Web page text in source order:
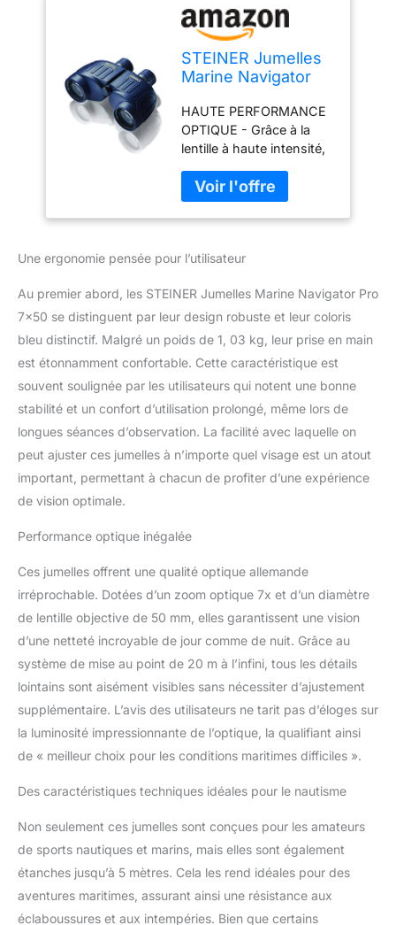
STEINER Jumelles
Marine Navigator
de qualité
Allemande, Haut
Niveau de détail,
étanche à 5 m,
conçue pour Les
Amateurs de Sports
Nautiques et Les
HAUTE PERFORMANCE
OPTIQUE - Grâce à la
lentille à haute intensité,
fournissent des images
lumineuses et
contrastées à tout
même au crépuscule.
CONFORTABLE - Une
fois réglé, le STEINER
Sports-Auto-Focus
détails nets de 20 m à
l'infini, sans recentrage.
ROBUSTESSE
LÉGENDAIRE - Boîtier en
durable, roulement
prismatique flottant pour
-20 °C à +60 °C.
Étanche jusqu'à 5 m, pas
de buée grâce au
remplissage sous
en caoutchouc NBR
longue durée résistante à
l'usure, garantie 10 ans.
ACCESSOIRES
COMPLETS - sac, sangle
en néoprène ClicLoc,
housse de pluie,
Une ergonomie pensée pour l’utilisateur
Au premier abord, les STEINER Jumelles Marine Navigator Pro
7×50 se distinguent par leur design robuste et leur coloris
bleu distinctif. Malgré un poids de 1, 03 kg, leur prise en main
est étonnamment confortable. Cette caractéristique est
souvent soulignée par les utilisateurs qui notent une bonne
stabilité et un confort d’utilisation prolongé, même lors de
longues séances d’observation. La facilité avec laquelle on
peut ajuster ces jumelles à n’importe quel visage est un atout
important, permettant à chacun de profiter d’une expérience
de vision optimale.
Performance optique inégalée
Ces jumelles offrent une qualité optique allemande
irréprochable. Dotées d’un zoom optique 7x et d’un diamètre
de lentille objective de 50 mm, elles garantissent une vision
d’une netteté incroyable de jour comme de nuit. Grâce au
système de mise au point de 20 m à l’infini, tous les détails
lointains sont aisément visibles sans nécessiter d’ajustement
supplémentaire. L’avis des utilisateurs ne tarit pas d’éloges sur
la luminosité impressionnante de l’optique, la qualifiant ainsi
de « meilleur choix pour les conditions maritimes difficiles ».
Des caractéristiques techniques idéales pour le nautisme
Non seulement ces jumelles sont conçues pour les amateurs
de sports nautiques et marins, mais elles sont également
étanches jusqu’à 5 mètres. Cela les rend idéales pour des
aventures maritimes, assurant ainsi une résistance aux
éclaboussures et aux intempéries. Bien que certains